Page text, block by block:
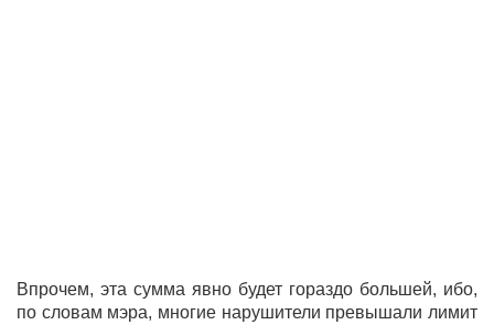
Впрочем, эта сумма явно будет гораздо большей, ибо,
по словам мэра, многие нарушители превышали лимит